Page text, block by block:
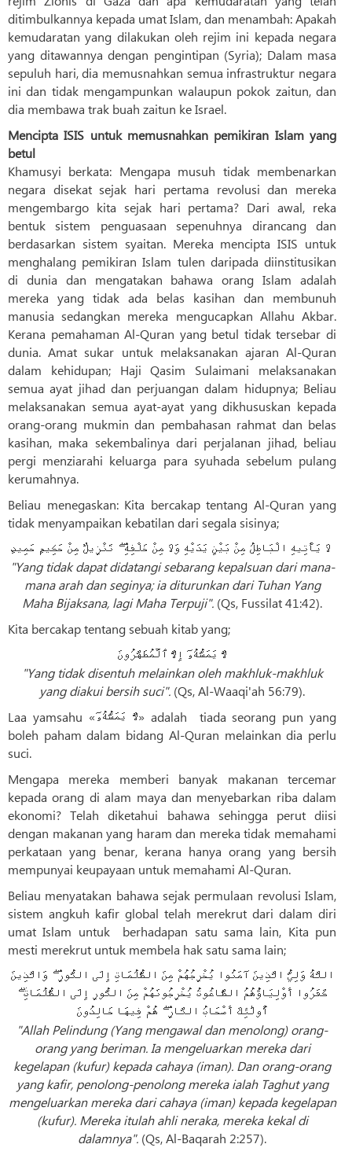
ditimbulkannya kepada umat Islam, dan menambah: Apakah
kemudaratan yang dilakukan oleh rejim ini kepada negara
yang ditawannya dengan pengintipan (Syria); Dalam masa
sepuluh hari, dia memusnahkan semua infrastruktur negara
ini dan tidak mengampunkan walaupun pokok zaitun, dan
dia membawa trak buah zaitun ke Israel.
Mencipta ISIS untuk memusnahkan pemikiran Islam yang
betul
Khamusyi berkata: Mengapa musuh tidak membenarkan
negara disekat sejak hari pertama revolusi dan mereka
mengembargo kita sejak hari pertama? Dari awal, reka
bentuk sistem penguasaan sepenuhnya dirancang dan
berdasarkan sistem syaitan. Mereka mencipta ISIS untuk
menghalang pemikiran Islam tulen daripada diinstitusikan
di dunia dan mengatakan bahawa orang Islam adalah
mereka yang tidak ada belas kasihan dan membunuh
manusia sedangkan mereka mengucapkan Allahu Akbar.
Kerana pemahaman Al-Quran yang betul tidak tersebar di
dunia. Amat sukar untuk melaksanakan ajaran Al-Quran
dalam kehidupan; Haji Qasim Sulaimani melaksanakan
semua ayat jihad dan perjuangan dalam hidupnya; Beliau
melaksanakan semua ayat-ayat yang dikhususkan kepada
orang-orang mukmin dan pembahasan rahmat dan belas
kasihan, maka sekembalinya dari perjalanan jihad, beliau
pergi menziarahi keluarga para syuhada sebelum pulang
kerumahnya.
Beliau menegaskan: Kita bercakap tentang Al-Quran yang
tidak menyampaikan kebatilan dari segala sisinya;
"Yang tidak dapat didatangi sebarang kepalsuan dari mana-
mana arah dan seginya; ia diturunkan dari Tuhan Yang
Maha Bijaksana, lagi Maha Terpuji". (Qs, Fussilat 41:42).
Kita bercakap tentang sebuah kitab yang;
لَّا يَمَسُّهُۥٓ إِلَّا ٱلۡمُطَهَّرُونَ
"Yang tidak disentuh melainkan oleh makhluk-makhluk
yang diakui bersih suci". (Qs, Al-Waaqi'ah 56:79).
Laa yamsahu «لَّا يَمَسُّهُۥٓ» adalah tiada seorang pun yang
boleh paham dalam bidang Al-Quran melainkan dia perlu
suci.
Mengapa mereka memberi banyak makanan tercemar
kepada orang di alam maya dan menyebarkan riba dalam
ekonomi? Telah diketahui bahawa sehingga perut diisi
dengan makanan yang haram dan mereka tidak memahami
perkataan yang benar, kerana hanya orang yang bersih
mempunyai keupayaan untuk memahami Al-Quran.
Beliau menyatakan bahawa sejak permulaan revolusi Islam,
sistem angkuh kafir global telah merekrut dari dalam diri
umat Islam untuk berhadapan satu sama lain, Kita pun
mesti merekrut untuk membela hak satu sama lain;
اللَّهُ وَلِيُّ الَّذِينَ آمَنُوا يُخْرِجُهُمْ مِنَ الظُّلُمَاتِ إِلَى النُّورِ ۖ وَالَّذِينَ
كَفَرُوا أَوْلِيَاؤُهُمُ الطَّاغُوتُ يُخْرِجُونَهُمْ مِنَ النُّورِ إِلَى الظُّلُمَاتِ ۗ
أُولَٰئِكَ أَصْحَابُ النَّارِ ۖ هُمْ فِيهَا خَالِدُونَ
"Allah Pelindung (Yang mengawal dan menolong) orang-
orang yang beriman. Ia mengeluarkan mereka dari
kegelapan (kufur) kepada cahaya (iman). Dan orang-orang
yang kafir, penolong-penolong mereka ialah Taghut yang
mengeluarkan mereka dari cahaya (iman) kepada kegelapan
(kufur). Mereka itulah ahli neraka, mereka kekal di
dalamnya". (Qs, Al-Baqarah 2:257).